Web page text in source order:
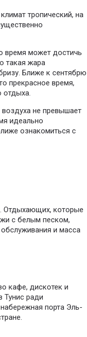
тропический, на
время может достичь
такая жара
Ближе к сентябрю
прекрасное время,
отдыха.
не превышает
идеально
ознакомиться с
Отдыхающих, которые
с белым песком,
и масса
кафе, дискотек и
Тунис ради
порта Эль-